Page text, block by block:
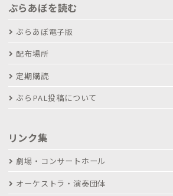
ぶらあぼを読む
ぶらあぼ電子版
配布場所
定期購読
ぶらPAL投稿について
リンク集
劇場・コンサートホール
オーケストラ・演奏団体